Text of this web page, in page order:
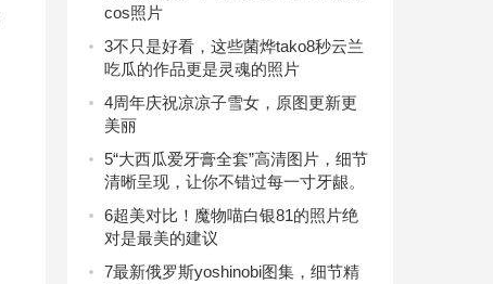
cos照片
3不只是好看，这些菌烨tako8秒云兰
吃瓜的作品更是灵魂的照片
4周年庆祝凉凉子雪女，原图更新更
美丽
5“大西瓜爱牙膏全套”高清图片，细节
清晰呈现，让你不错过每一寸牙龈。
6超美对比！魔物喵白银81的照片绝
对是最美的建议
7最新俄罗斯yoshinobi图集，细节精